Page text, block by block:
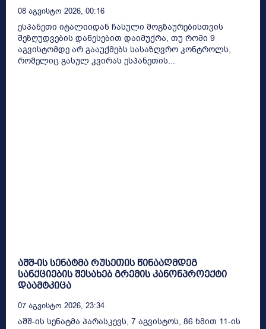
08 Აგვისტო 2026, 00:16
ესპანეთი იტალიიდან ჩასული მოგზაურებისთვის
შეზღუდვების დაწესებით დაიმუქრა, თუ რომი 9
აგვისტომდე არ გააუქმებს სასაზღვრო კონტროლს,
რომელიც გასულ კვირას ესპანეთის...
აშშ-ის სენატმა რუსეთის წინააღმდეგ
სანქციების შესახებ გრემის კანონპროექტი
დაამტკიცა
07 Აგვისტო 2026, 23:34
აშშ-ის სენატმა პარასკევს, 7 აგვისტოს, 86 ხმით 11-ის